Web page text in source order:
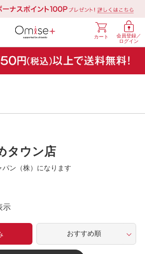
会員登録／
ログイン
カート
タウン店
ン（株）になります
示